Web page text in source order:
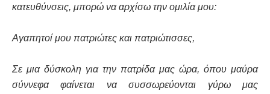
κατευθύνσεις, μπορώ να αρχίσω την ομιλία μου:
Αγαπητοί μου πατριώτες και πατριώτισσες,
Σε μια δύσκολη για την πατρίδα μας ώρα, όπου μαύρα
σύννεφα φαίνεται να συσσωρεύονται γύρω μας